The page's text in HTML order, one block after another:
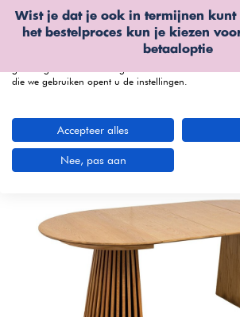
Wist je dat je ook in termijnen kunt
het bestelproces kun je kiezen
betaaloptie
Wij gebruiken cookies
We kunnen deze plaatsen voor analyse van onze
onze website te verbeteren, gepersonaliseerde
die we gebruiken opent u de instellingen.
Accepteer alles
Nee, pas aan